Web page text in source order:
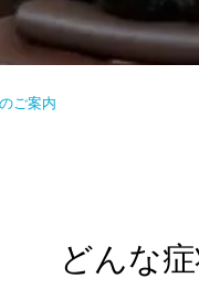
ご案内
どんな